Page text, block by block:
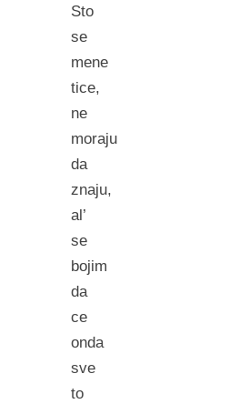
Sto
se
mene
tice,
ne
moraju
da
znaju,
al’
se
bojim
da
ce
onda
sve
to